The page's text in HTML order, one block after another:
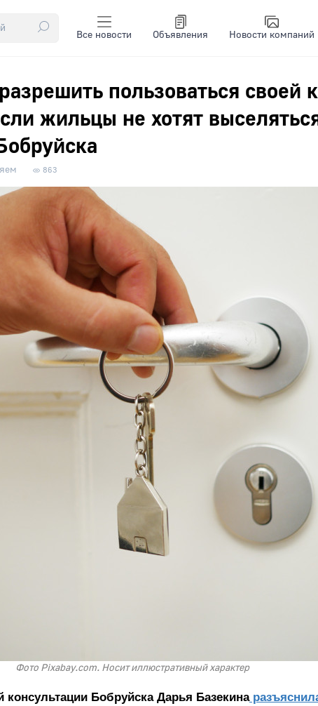
Все новости Объявления Новости компаний
пользоваться своей
жильцы не хотят
863
Фото Pixabay.com. Носит иллюстративный характер
Бобруйска Дарья Базекина